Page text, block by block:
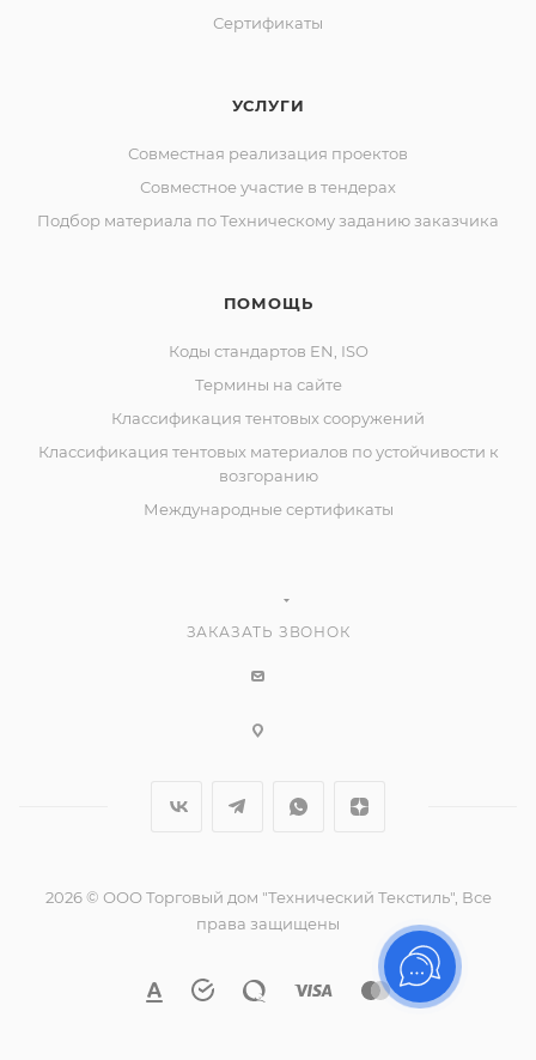
Сертификаты
УСЛУГИ
Совместная реализация проектов
Совместное участие в тендерах
Подбор материала по Техническому заданию заказчика
ПОМОЩЬ
Коды стандартов EN, ISO
Термины на сайте
Классификация тентовых сооружений
Классификация тентовых материалов по устойчивости к
возгоранию
Международные сертификаты
ЗАКАЗАТЬ ЗВОНОК
2026 © ООО Торговый дом "Технический Текстиль", Все
права защищены